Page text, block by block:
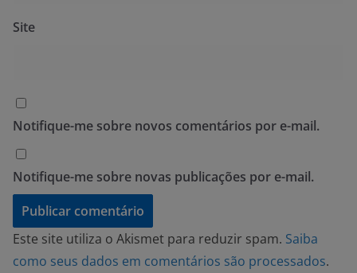
Site
Notifique-me sobre novos comentários por e-mail.
Notifique-me sobre novas publicações por e-mail.
Este site utiliza o Akismet para reduzir spam. Saiba
como seus dados em comentários são processados.